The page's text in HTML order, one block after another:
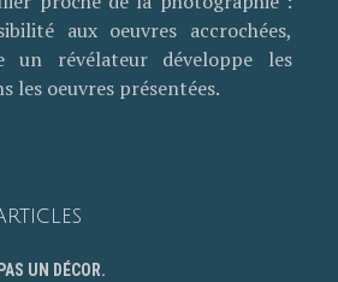
aux oeuvres accrochées,
un révélateur développe les
les oeuvres présentées.
UN DÉCOR.